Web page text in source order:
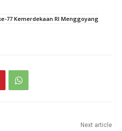
77 Kemerdekaan RI Menggoyang
Next article